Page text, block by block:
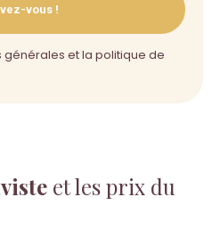
et les prix du
vous !
et la politique de